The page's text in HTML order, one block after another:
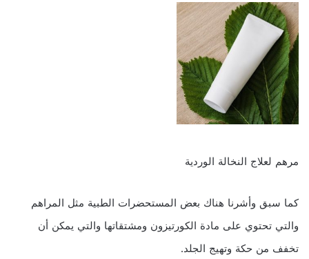
مرهم لعلاج النخالة الوردية
كما سبق وأشرنا هناك بعض المستحضرات الطبية مثل المراهم
والتي تحتوي على مادة الكورتيزون ومشتقاتها والتي يمكن أن
تخفف من حكة وتهيج الجلد.